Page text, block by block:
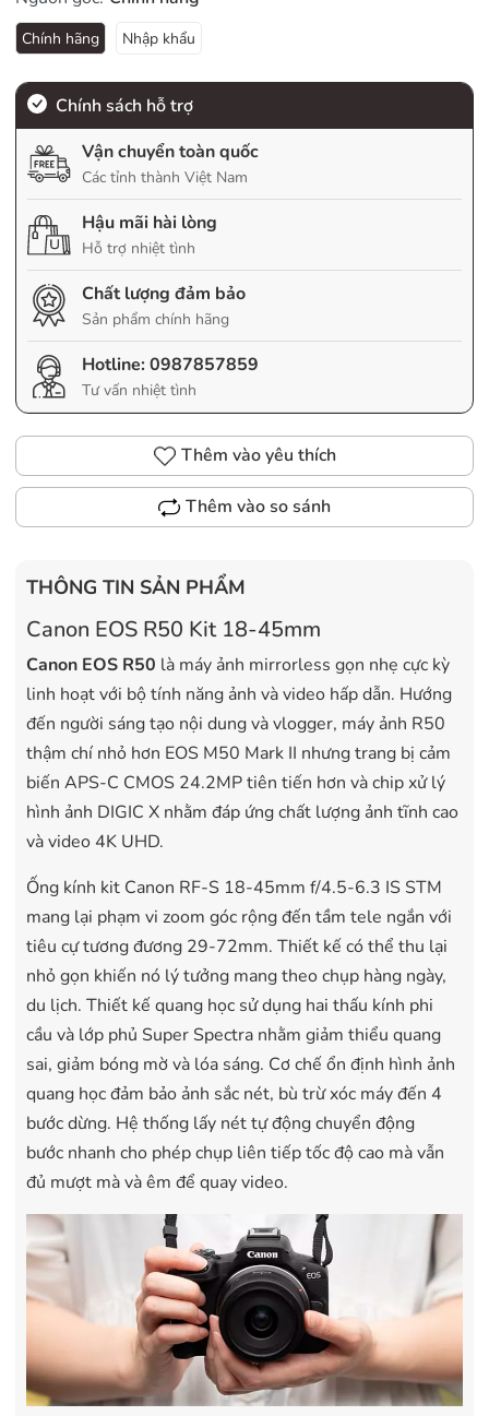
Chính hãng Nhập khẩu
Chính sách hỗ trợ
Vận chuyển toàn quốc
Các tỉnh thành Việt Nam
Hậu mãi hài lòng
Hỗ trợ nhiệt tình
Chất lượng đảm bảo
Sản phẩm chính hãng
Hotline:0987857859
Tư vấn nhiệt tình
Thêm vào yêu thích
Thêm vào so sánh
THÔNG TIN SẢN PHẨM
Canon EOS R50 Kit 18-45mm
Canon EOS R50 là máy ảnh mirrorless gọn nhẹ cực kỳ
linh hoạt với bộ tính năng ảnh và video hấp dẫn. Hướng
đến người sáng tạo nội dung và vlogger, máy ảnh R50
thậm chí nhỏ hơn EOS M50 Mark II nhưng trang bị cảm
biến APS-C CMOS 24.2MP tiên tiến hơn và chip xử lý
hình ảnh DIGIC X nhằm đáp ứng chất lượng ảnh tĩnh cao
và video 4K UHD.
Ống kính kit Canon RF-S 18-45mm f/4.5-6.3 IS STM
mang lại phạm vi zoom góc rộng đến tầm tele ngắn với
tiêu cự tương đương 29-72mm. Thiết kế có thể thu lại
nhỏ gọn khiến nó lý tưởng mang theo chụp hàng ngày,
du lịch. Thiết kế quang học sử dụng hai thấu kính phi
cầu và lớp phủ Super Spectra nhằm giảm thiểu quang
sai, giảm bóng mờ và lóa sáng. Cơ chế ổn định hình ảnh
quang học đảm bảo ảnh sắc nét, bù trừ xóc máy đến 4
bước dừng. Hệ thống lấy nét tự động chuyển động
bước nhanh cho phép chụp liên tiếp tốc độ cao mà vẫn
đủ mượt mà và êm để quay video.